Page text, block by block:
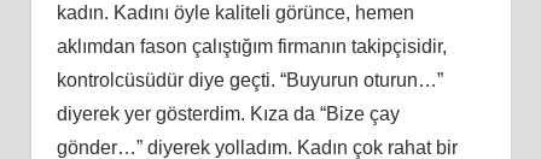
kadın. Kadını öyle kaliteli görünce, hemen
aklımdan fason çalıştığım firmanın takipçisidir,
kontrolcüsüdür diye geçti. “Buyurun oturun…”
diyerek yer gösterdim. Kıza da “Bize çay
gönder…” diyerek yolladım. Kadın çok rahat bir